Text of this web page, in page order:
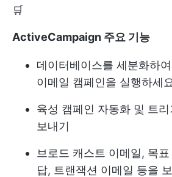
🛒
ActiveCampaign 주요 기능
데이터베이스를 세분화하
이메일 캠페인을 실행하세요
육성 캠페인 자동화 및 트
보내기
브로드 캐스트 이메일, 목
답, 트랜잭션 이메일 등을